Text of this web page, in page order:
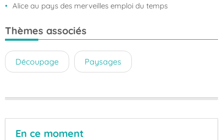
Alice au pays des merveilles emploi du temps
Thèmes associés
Découpage Paysages
En ce moment